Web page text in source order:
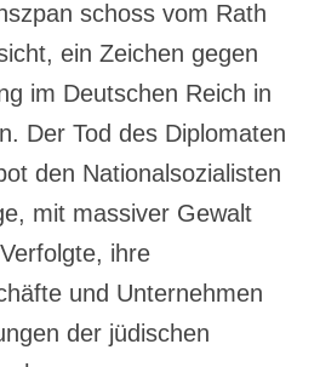
schoss vom Rath
ein Zeichen gegen
im Deutschen Reich in
Der Tod des Diplomaten
den Nationalsozialisten
mit massiver Gewalt
ihre
und Unternehmen
der jüdischen